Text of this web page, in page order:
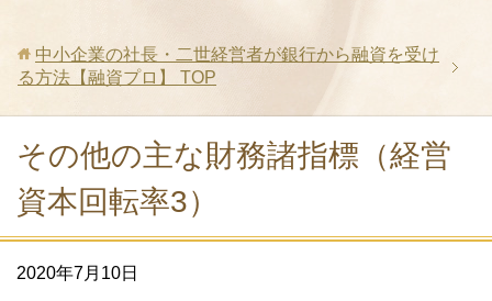
中小企業の社長・二世経営者が銀行から融資を受け
る方法【融資プロ】
TOP
その他の主な財務諸指標（経営
資本回転率3）
2020年7月10日